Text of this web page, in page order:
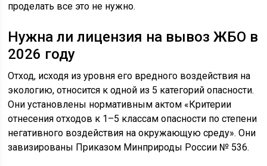
проделать все это не нужно.
Нужна ли лицензия на вывоз ЖБО в
2026 году
Отход, исходя из уровня его вредного воздействия на
экологию, относится к одной из 5 категорий опасности.
Они установлены нормативным актом «Критерии
отнесения отходов к 1–5 классам опасности по степени
негативного воздействия на окружающую среду». Они
завизированы Приказом Минприроды России № 536.